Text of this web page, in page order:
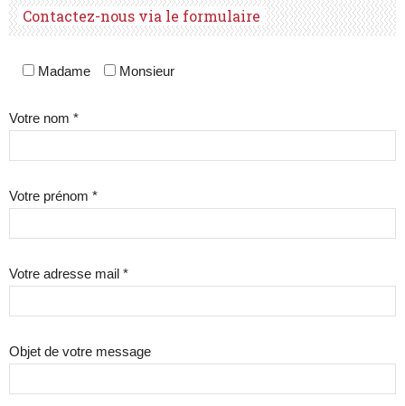
Contactez-nous via le formulaire
Madame Monsieur
Votre nom *
Votre prénom *
Votre adresse mail *
Objet de votre message